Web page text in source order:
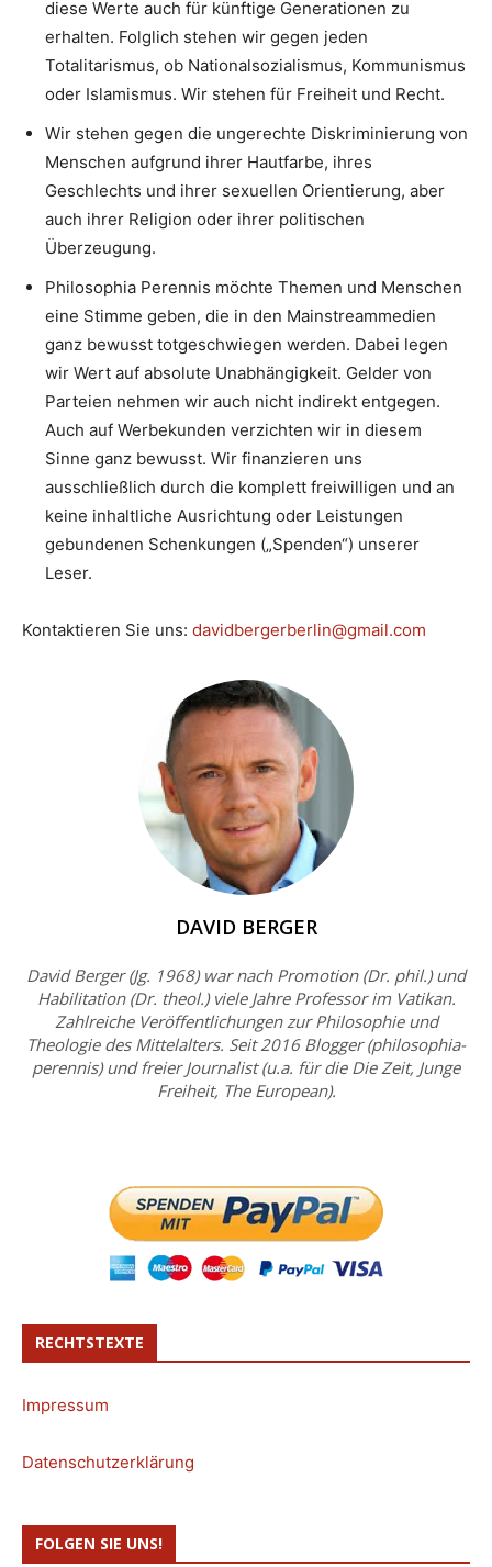
diese Werte auch für künftige Generationen zu
erhalten. Folglich stehen wir gegen jeden
Totalitarismus, ob Nationalsozialismus, Kommunismus
oder Islamismus. Wir stehen für Freiheit und Recht.
Wir stehen gegen die ungerechte Diskriminierung von
Menschen aufgrund ihrer Hautfarbe, ihres
Geschlechts und ihrer sexuellen Orientierung, aber
auch ihrer Religion oder ihrer politischen
Überzeugung.
Philosophia Perennis möchte Themen und Menschen
eine Stimme geben, die in den Mainstreammedien
ganz bewusst totgeschwiegen werden. Dabei legen
wir Wert auf absolute Unabhängigkeit. Gelder von
Parteien nehmen wir auch nicht indirekt entgegen.
Auch auf Werbekunden verzichten wir in diesem
Sinne ganz bewusst. Wir finanzieren uns
ausschließlich durch die komplett freiwilligen und an
keine inhaltliche Ausrichtung oder Leistungen
gebundenen Schenkungen („Spenden“) unserer
Leser.
Kontaktieren Sie uns: davidbergerberlin@gmail.com
DAVID BERGER
David Berger (Jg. 1968) war nach Promotion (Dr. phil.) und
Habilitation (Dr. theol.) viele Jahre Professor im Vatikan.
Zahlreiche Veröffentlichungen zur Philosophie und
Theologie des Mittelalters. Seit 2016 Blogger (philosophia-
perennis) und freier Journalist (u.a. für die Die Zeit, Junge
Freiheit, The European).
RECHTSTEXTE
Impressum
Datenschutzerklärung
FOLGEN SIE UNS!